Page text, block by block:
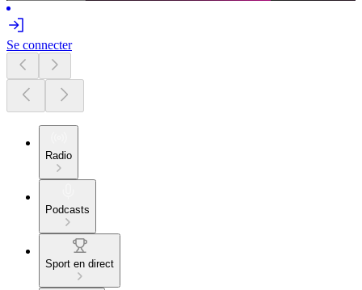
Se connecter
Radio
Podcasts
Sport en direct